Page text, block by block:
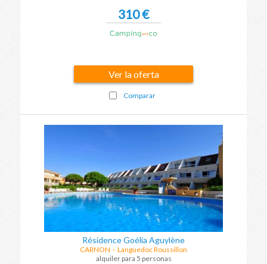
310 €
Ver la oferta
Comparar
Résidence Goélia Aguylène
CARNON - Languedoc Roussillon
alquiler para 5 personas